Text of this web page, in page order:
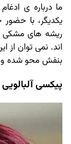
ما درباره ی
یکدیگر، با
ریشه های مشکی
اند. نمی توان از
بنفش محو شده و
پیکسی آلبالویی